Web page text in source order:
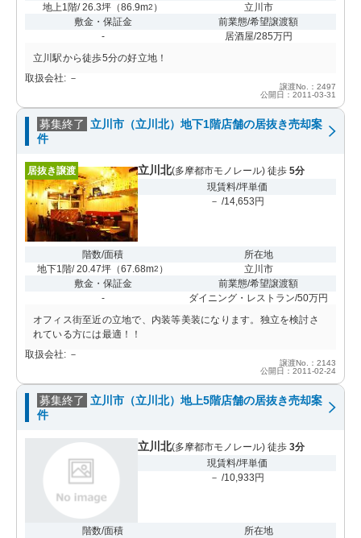
地上1階/ 26.3坪 （86.9m2 ）
立川市
敷金・保証金
-
前業態/希望譲渡額
居酒屋/285万円
立川駅から徒歩5分の好立地！
取扱会社: －
譲渡No.：2497
公開日：2011-03-31
募集終了 立川市（立川北）地下1階店舗の居抜き売却案
件
居抜き譲渡 立川北(多摩都市モノレール) 徒歩 5分
現賃料/坪単価
－ /14,653円
階数/面積
地下1階/ 20.47坪 （67.68m2 ）
所在地
立川市
敷金・保証金
-
前業態/希望譲渡額
ダイニング・レストラン/50万円
オフィス街至近の立地で、内装等美装になります。独立を検討さ
れている方には最適！！
取扱会社: －
譲渡No.：2143
公開日：2011-02-24
募集終了 立川市（立川北）地上5階店舗の居抜き売却案
件
立川北(多摩都市モノレール) 徒歩 3分
現賃料/坪単価
－ /10,933円
階数/面積
所在地